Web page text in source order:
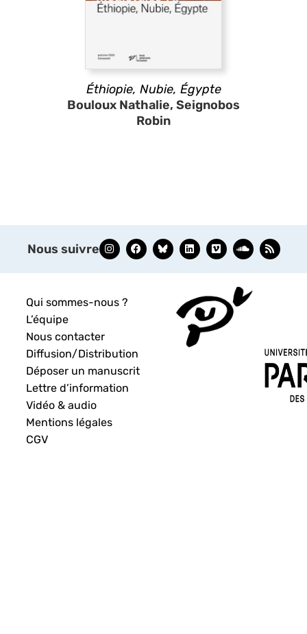
Éthiopie, Nubie, Égypte
Bouloux Nathalie, Seignobos
Robin
Nous suivre
Qui sommes-nous ?
L’équipe
Nous contacter
Diffusion/Distribution
Déposer un manuscrit
Lettre d’information
Vidéo & audio
Mentions légales
CGV